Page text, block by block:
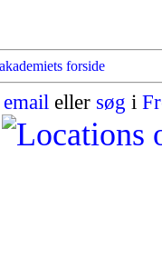
email eller søg i